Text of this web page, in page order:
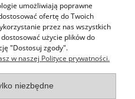
umożliwiają poprawne
ofertę do Twoich
przez nas wszystkich
użycie plików do
"Dostosuj zgody".
w naszej Polityce prywatności.
niezbędne